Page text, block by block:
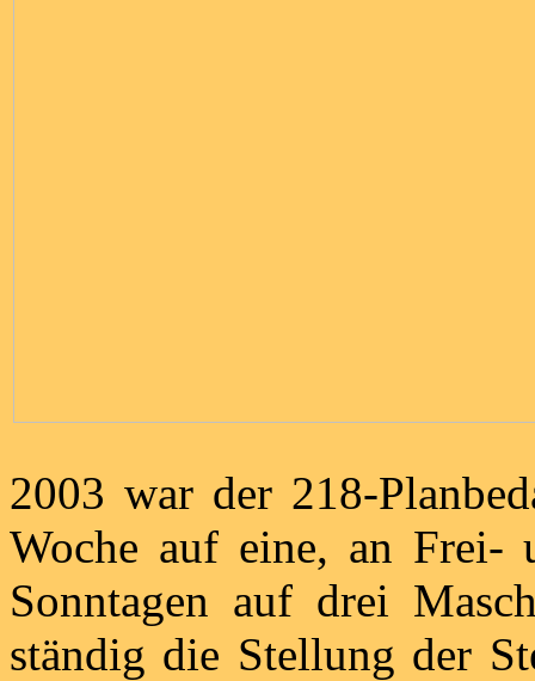
2003 war der 218-
Woche auf eine, an Frei-
Sonntagen auf drei
ständig die Stellung der